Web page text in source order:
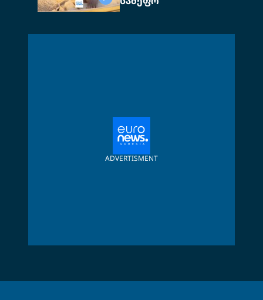
ADVERTISMENT